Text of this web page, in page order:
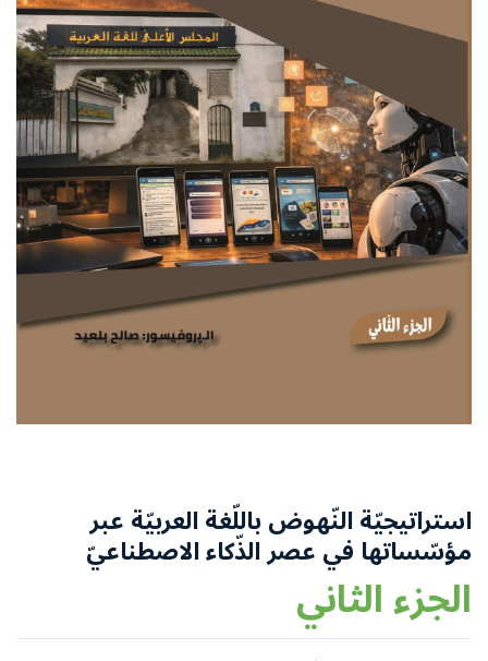
استراتيجيّة النّهوض باللّغة العربيّة عبر
مؤسّساتها في عصر الذّكاء الاصطناعيّ
الجزء الثاني